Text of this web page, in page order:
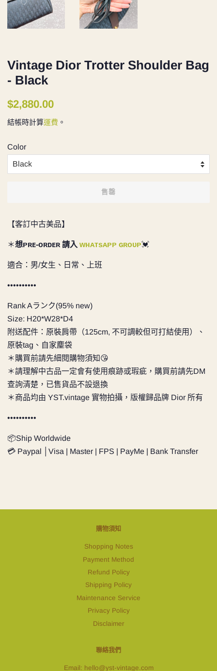
Vintage Dior Trotter Shoulder Bag
- Black
定
$2,880.00
結帳時計算運費 。
Color
售罄
【客訂中古美品】
＊想ᴘʀᴇ-ᴏʀᴅᴇʀ 請入 ᴡʜᴀᴛsᴀᴘᴘ ɢʀᴏᴜᴘ💓
適合：男/女生、日常、上班
••••••••••
Rank Aランク(95% new)
Size: H20*W28*D4
附送配件：原裝肩帶（125cm, 不可調較但可打結使用）、
原裝tag、 自家麈袋
＊購買前請先細閱購物須知😘
＊請理解中古品一定會有使用痕跡或瑕疵，購買前請先DM
查詢清楚，已售貨品不設退換
＊商品均由 YST.vintage 實物拍攝，版權歸品牌 Dior 所有
••••••••••
📦Ship Worldwide
💳 Paypal │Visa | Master | FPS | PayMe | Bank Transfer
購物須知
Shopping Notes
Payment Method
Refund Policy
Shipping Policy
Maintenance Service
Privacy Policy
Disclaimer
聯絡我們
Email: hello@yst-vintage.com